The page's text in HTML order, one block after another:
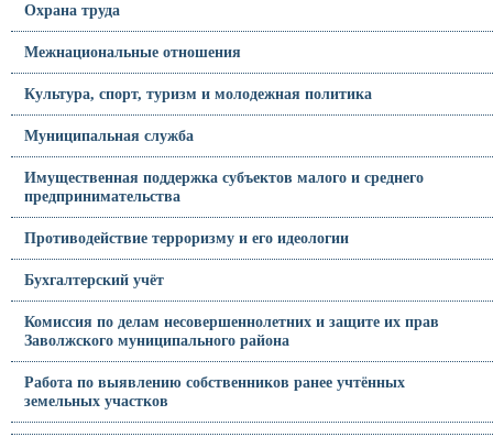
Охрана труда
Межнациональные отношения
Культура, спорт, туризм и молодежная политика
Муниципальная служба
Имущественная поддержка субъектов малого и среднего
предпринимательства
Противодействие терроризму и его идеологии
Бухгалтерский учёт
Комиссия по делам несовершеннолетних и защите их прав
Заволжского муниципального района
Работа по выявлению собственников ранее учтённых
земельных участков